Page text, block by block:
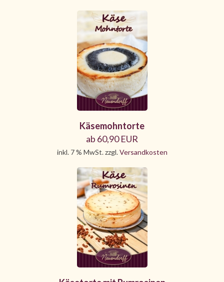
Käsemohntorte
ab 60,90 EUR
inkl. 7 % MwSt. zzgl.Versandkosten